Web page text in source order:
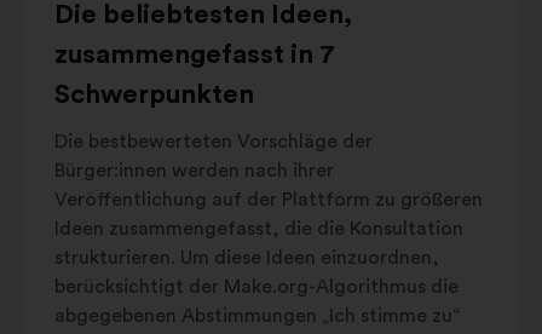
Die beliebtesten Ideen,
zusammengefasst in 7
Schwerpunkten
Die bestbewerteten Vorschläge der
Bürger:innen werden nach ihrer
Veröffentlichung auf der Plattform zu größeren
Ideen zusammengefasst, die die Konsultation
strukturieren. Um diese Ideen einzuordnen,
berücksichtigt der Make.org-Algorithmus die
abgegebenen Abstimmungen „Ich stimme zu“